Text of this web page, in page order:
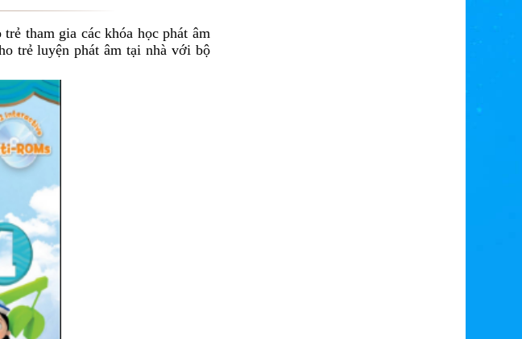
tham gia các khóa học phát âm
trẻ luyện phát âm tại nhà với bộ